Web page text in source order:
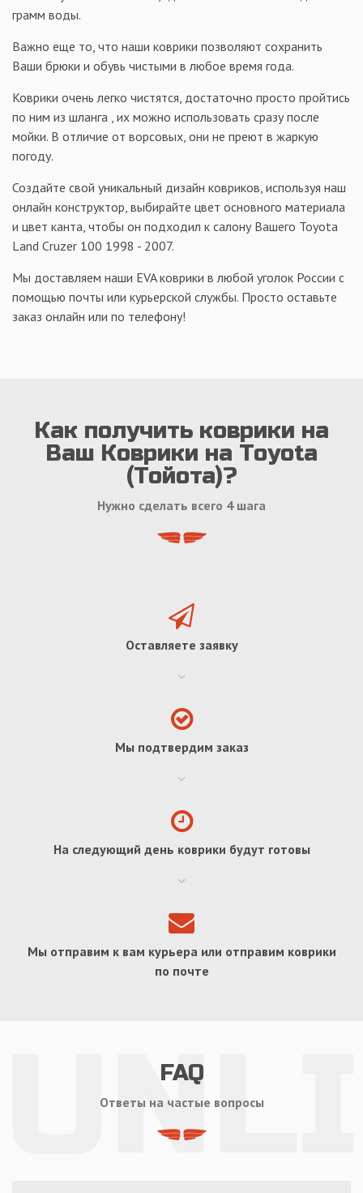
грамм воды.
Важно еще то, что наши коврики позволяют сохранить
Ваши брюки и обувь чистыми в любое время года.
Коврики очень легко чистятся, достаточно просто пройтись
по ним из шланга , их можно использовать сразу после
мойки. В отличие от ворсовых, они не преют в жаркую
погоду.
Создайте свой уникальный дизайн ковриков, используя наш
онлайн конструктор, выбирайте цвет основного материала
и цвет канта, чтобы он подходил к салону Вашего Toyota
Land Cruzer 100 1998 - 2007.
Мы доставляем наши EVA коврики в любой уголок России с
помощью почты или курьерской службы. Просто оставьте
заказ онлайн или по телефону!
Как получить коврики на
Ваш Коврики на Toyota
(Тойота)?
Нужно сделать всего 4 шага
Оставляете заявку
Мы подтвердим заказ
На следующий день коврики будут готовы
Мы отправим к вам курьера или отправим коврики
по почте
FAQ
Ответы на частые вопросы